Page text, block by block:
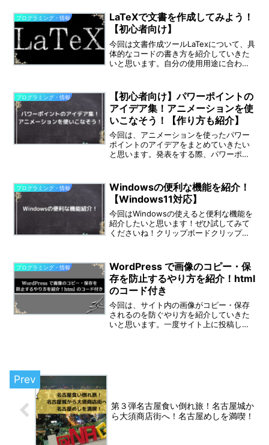
るスライドは、Microsoft Office ...
プログラミング・情報
LaTeXで文書を作成してみよう！
【初心者向け】
今回は文書作成ツールLaTexについて、具
体的なコードの書き方を紹介していきた
いと思います。自分の使用用途に合わせ
類を指定する”ドキュメントクラス”・文
書内で...
プログラミング・情報
【初心者向け】パワーポイントの
アイデア集！アニメーションを使
いこなそう！【作り方も紹介】
今回は、アニメーションを使ったパワー
ポイントのアイデアをまとめていきたい
と思います。発表をする際、パワーポイ
で、発表を聞いている人が注目してくれ
たり、印象にも残りやすく...
プログラミング・情報
Windowsの便利な機能を紹介！
【Windows11対応】
今回はWindowsの使えると便利な機能を
紹介したいと思います！ぜひ試してみて
くださいね！クリップボードクリップボ
けてコピーして貼り付けたいことってあ
りますよね。クリッ...
プログラミング・情報
WordPress で画像のコピー・保
存を防止するやり方を紹介！html
のコード付き
今回は、サイト内の画像がコピー・保存
されるのを防ぐやり方を紹介していきた
いと思います。一度サイト上に投稿した
第３弾名古屋食い倒れ旅！名古屋城か
ら大須商店街へ！名古屋めしを満喫！